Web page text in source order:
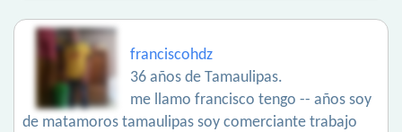
franciscohdz
36 años de Tamaulipas.
me llamo francisco tengo -- años soy
de matamoros tamaulipas soy comerciante trabajo